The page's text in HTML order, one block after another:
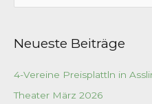
u
h
n
n
Neueste Beiträge
4-Vereine Preisplattln in
Theater März 2026